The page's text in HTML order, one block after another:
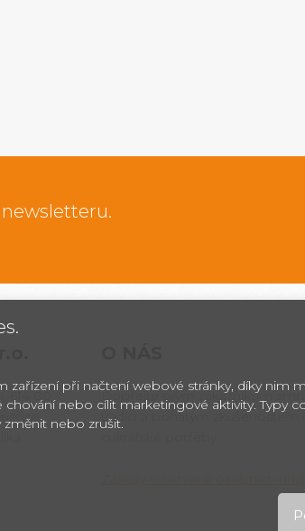
614 00
Dopřejte svým zákazníkům
tradici a bohatým
zařízení při načtení webové stránky, díky
nebo cílit marketingové aktivity. Typy
nebo zrušit.